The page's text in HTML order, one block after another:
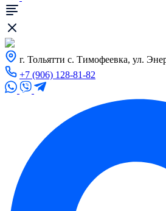
г. Тольятти с. Тимофеевка, ул.
+7 (906) 128-81-82